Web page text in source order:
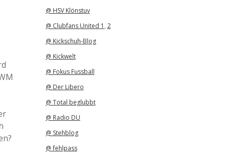
@ HSV Klönstuv
@ Clubfans United 1 , 2
@ Kickschuh-Blog
@ Kickwelt
@ Fokus Fussball
@ Der Libero
@ Total beglubbt
@ Radio DU
@ Stehblog
@ fehlpass